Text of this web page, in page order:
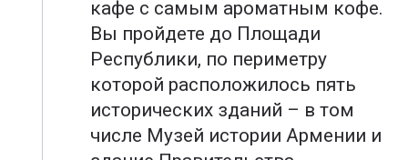
кафе с самым ароматным кофе.
Вы пройдете до Площади
Республики, по периметру
которой расположилось пять
исторических зданий – в том
числе Музей истории Армении и